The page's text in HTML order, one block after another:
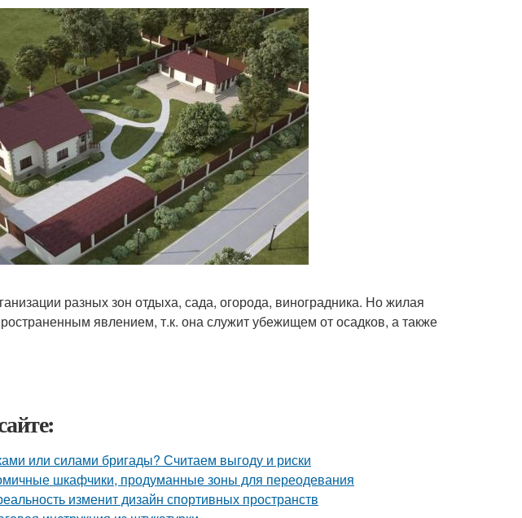
разных зон отдыха, сада, огорода, виноградника. Но жилая
явлением, т.к. она служит убежищем от осадков, а также
или силами бригады? Считаем выгоду и риски
шкафчики, продуманные зоны для переодевания
изменит дизайн спортивных пространств